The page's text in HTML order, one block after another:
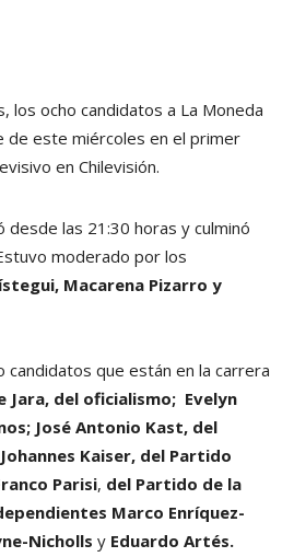
los ocho candidatos a La Moneda
de este miércoles en el primer
en Chilevisión.
desde las 21:30 horas y culminó
moderado por los
Macarena Pizarro y
candidatos que están en la carrera
Jara, del oficialismo; Evelyn
José Antonio Kast, del
Johannes Kaiser, del Partido
Parisi, del Partido de la
Marco Enríquez-
Nicholls y Eduardo Artés.